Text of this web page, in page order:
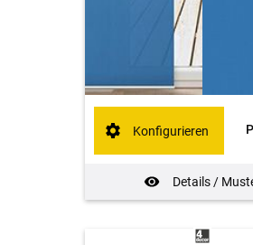
Details /
Konfigurieren